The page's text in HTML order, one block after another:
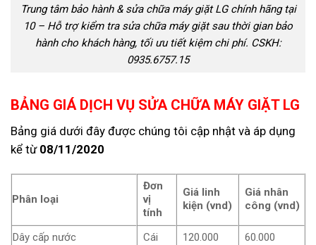
Trung tâm bảo hành & sửa chữa máy giặt LG chính hãng tại
10 – Hỗ trợ kiểm tra sửa chữa máy giặt sau thời gian bảo
hành cho khách hàng, tối ưu tiết kiệm chi phí. CSKH:
0935.6757.15
BẢNG GIÁ DỊCH VỤ SỬA CHỮA MÁY GIẶT LG
Bảng giá dưới đây được chúng tôi cập nhật và áp dụng
kể từ 08/11/2020
Phân loại
Đơn
vị
tính
Giá linh
kiện (vnd)
Giá nhân
công (vnd)
Dây cấp nước Cái 120.000
60.000